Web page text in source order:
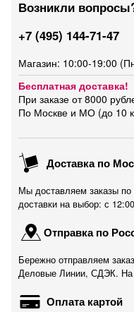
Возникли
+7 (495) 144-71-47
Магазин: 10:00-19:00
Бесплатная доставка!
При заказе от 8000
По Москве и МО (до 10
Доставка по
Мы доставляем заказы
доставки на выбор: с
Отправка по
Бережно отправляем
Деловые Линии, СДЭК. На
Оплата картой